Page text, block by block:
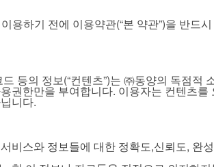
용하기 전에 이용약관(“본 약관”)을 반
등의 정보(“컨텐츠”)는 ㈜동양의 독점
권한만을 부여합니다. 이용자는 컨텐츠
니다.
비스와 정보들에 대한 정확도,신뢰도,